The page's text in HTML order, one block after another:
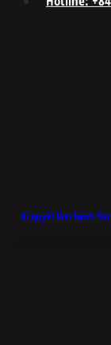
Bí quyết làm bánh